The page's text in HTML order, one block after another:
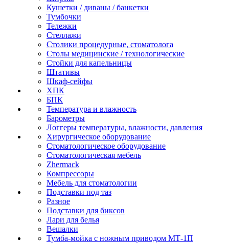
Кушетки / диваны / банкетки
Тумбочки
Тележки
Стеллажи
Столики процедурные, стоматолога
Столы медицинские / технологические
Стойки для капельницы
Штативы
Шкаф-сейфы
ХПК
БПК
Температура и влажность
Барометры
Логгеры температуры, влажности, давления
Хирургическое оборудование
Стоматологическое оборудование
Стоматологическая мебель
Zhermack
Компрессоры
Мебель для стоматологии
Подставки под таз
Разное
Подставки для биксов
Лари для белья
Вешалки
Тумба-мойка с ножным приводом МТ-1П